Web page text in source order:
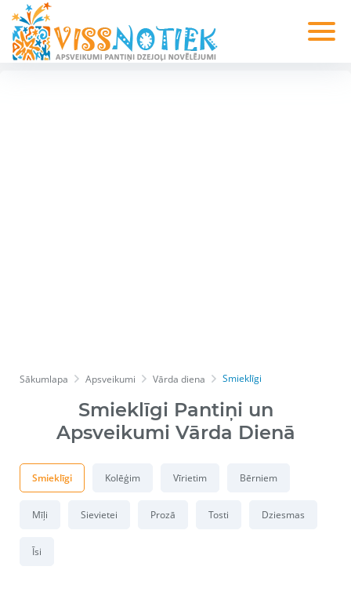
Sākumlapa Apsveikumi Vārda diena Smieklīgi
Smieklīgi Pantiņi un
Apsveikumi Vārda Dienā
Smieklīgi Kolēģim Vīrietim Bērniem
Mīļi Sievietei Prozā Tosti Dziesmas
Īsi